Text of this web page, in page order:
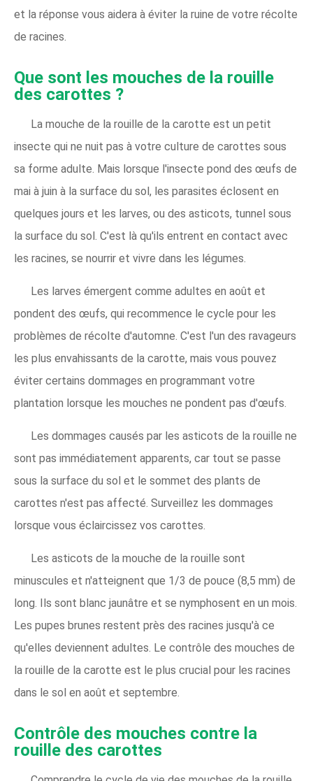
et la réponse vous aidera à éviter la ruine de votre récolte
de racines.
Que sont les mouches de la rouille
des carottes ?
La mouche de la rouille de la carotte est un petit
insecte qui ne nuit pas à votre culture de carottes sous
sa forme adulte. Mais lorsque l'insecte pond des œufs de
mai à juin à la surface du sol, les parasites éclosent en
quelques jours et les larves, ou des asticots, tunnel sous
la surface du sol. C'est là qu'ils entrent en contact avec
les racines, se nourrir et vivre dans les légumes.
Les larves émergent comme adultes en août et
pondent des œufs, qui recommence le cycle pour les
problèmes de récolte d'automne. C'est l'un des ravageurs
les plus envahissants de la carotte, mais vous pouvez
éviter certains dommages en programmant votre
plantation lorsque les mouches ne pondent pas d'œufs.
Les dommages causés par les asticots de la rouille ne
sont pas immédiatement apparents, car tout se passe
sous la surface du sol et le sommet des plants de
carottes n'est pas affecté. Surveillez les dommages
lorsque vous éclaircissez vos carottes.
Les asticots de la mouche de la rouille sont
minuscules et n'atteignent que 1/3 de pouce (8,5 mm) de
long. Ils sont blanc jaunâtre et se nymphosent en un mois.
Les pupes brunes restent près des racines jusqu'à ce
qu'elles deviennent adultes. Le contrôle des mouches de
la rouille de la carotte est le plus crucial pour les racines
dans le sol en août et septembre.
Contrôle des mouches contre la
rouille des carottes